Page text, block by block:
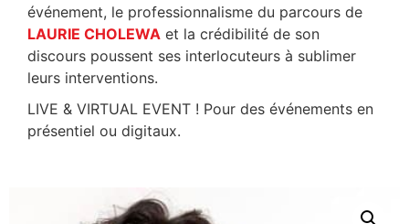
événement, le professionnalisme du parcours de
LAURIE CHOLEWA et la crédibilité de son
discours poussent ses interlocuteurs à sublimer
leurs interventions.
LIVE & VIRTUAL EVENT ! Pour des événements en
présentiel ou digitaux.